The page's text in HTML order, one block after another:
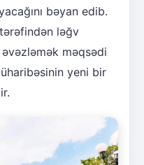
bəyan edib.
ləğv
məqsədi
yeni bir